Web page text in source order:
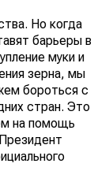
Но когда
барьеры в
муки и
зерна, мы
бороться с
стран. Это
на помощь